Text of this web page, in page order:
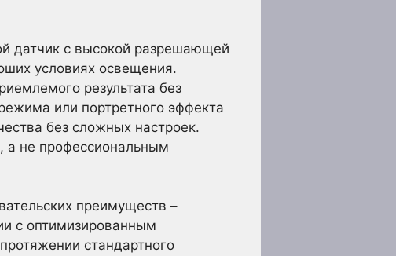
датчик с высокой разрешающей
условиях освещения.
результата без
или портретного эффекта
без сложных настроек.
а не профессиональным
преимуществ –
с оптимизированным
стандартного